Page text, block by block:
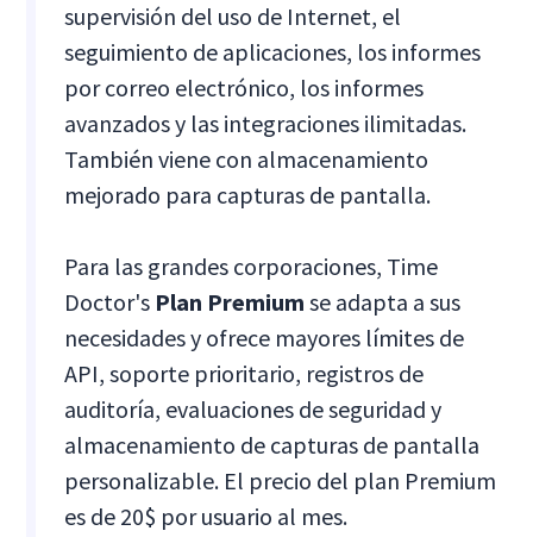
supervisión del uso de Internet, el
seguimiento de aplicaciones, los informes
por correo electrónico, los informes
avanzados y las integraciones ilimitadas.
También viene con almacenamiento
mejorado para capturas de pantalla.
Para las grandes corporaciones, Time
Doctor's Plan Premium se adapta a sus
necesidades y ofrece mayores límites de
API, soporte prioritario, registros de
auditoría, evaluaciones de seguridad y
almacenamiento de capturas de pantalla
personalizable. El precio del plan Premium
es de 20$ por usuario al mes.